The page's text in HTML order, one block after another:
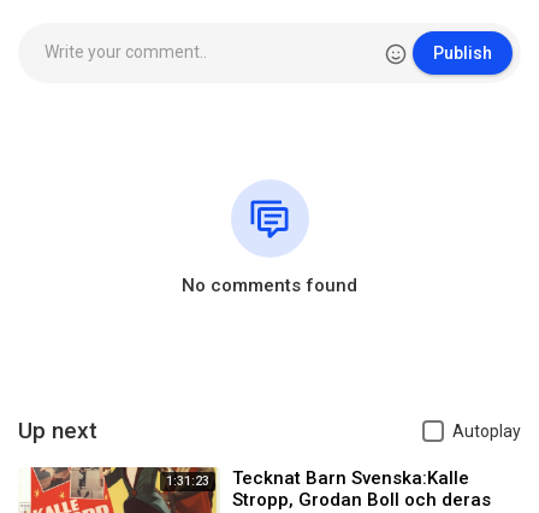
Publish
No comments found
Up next Autoplay
1:31:23
Tecknat Barn Svenska:Kalle
Stropp, Grodan Boll och deras